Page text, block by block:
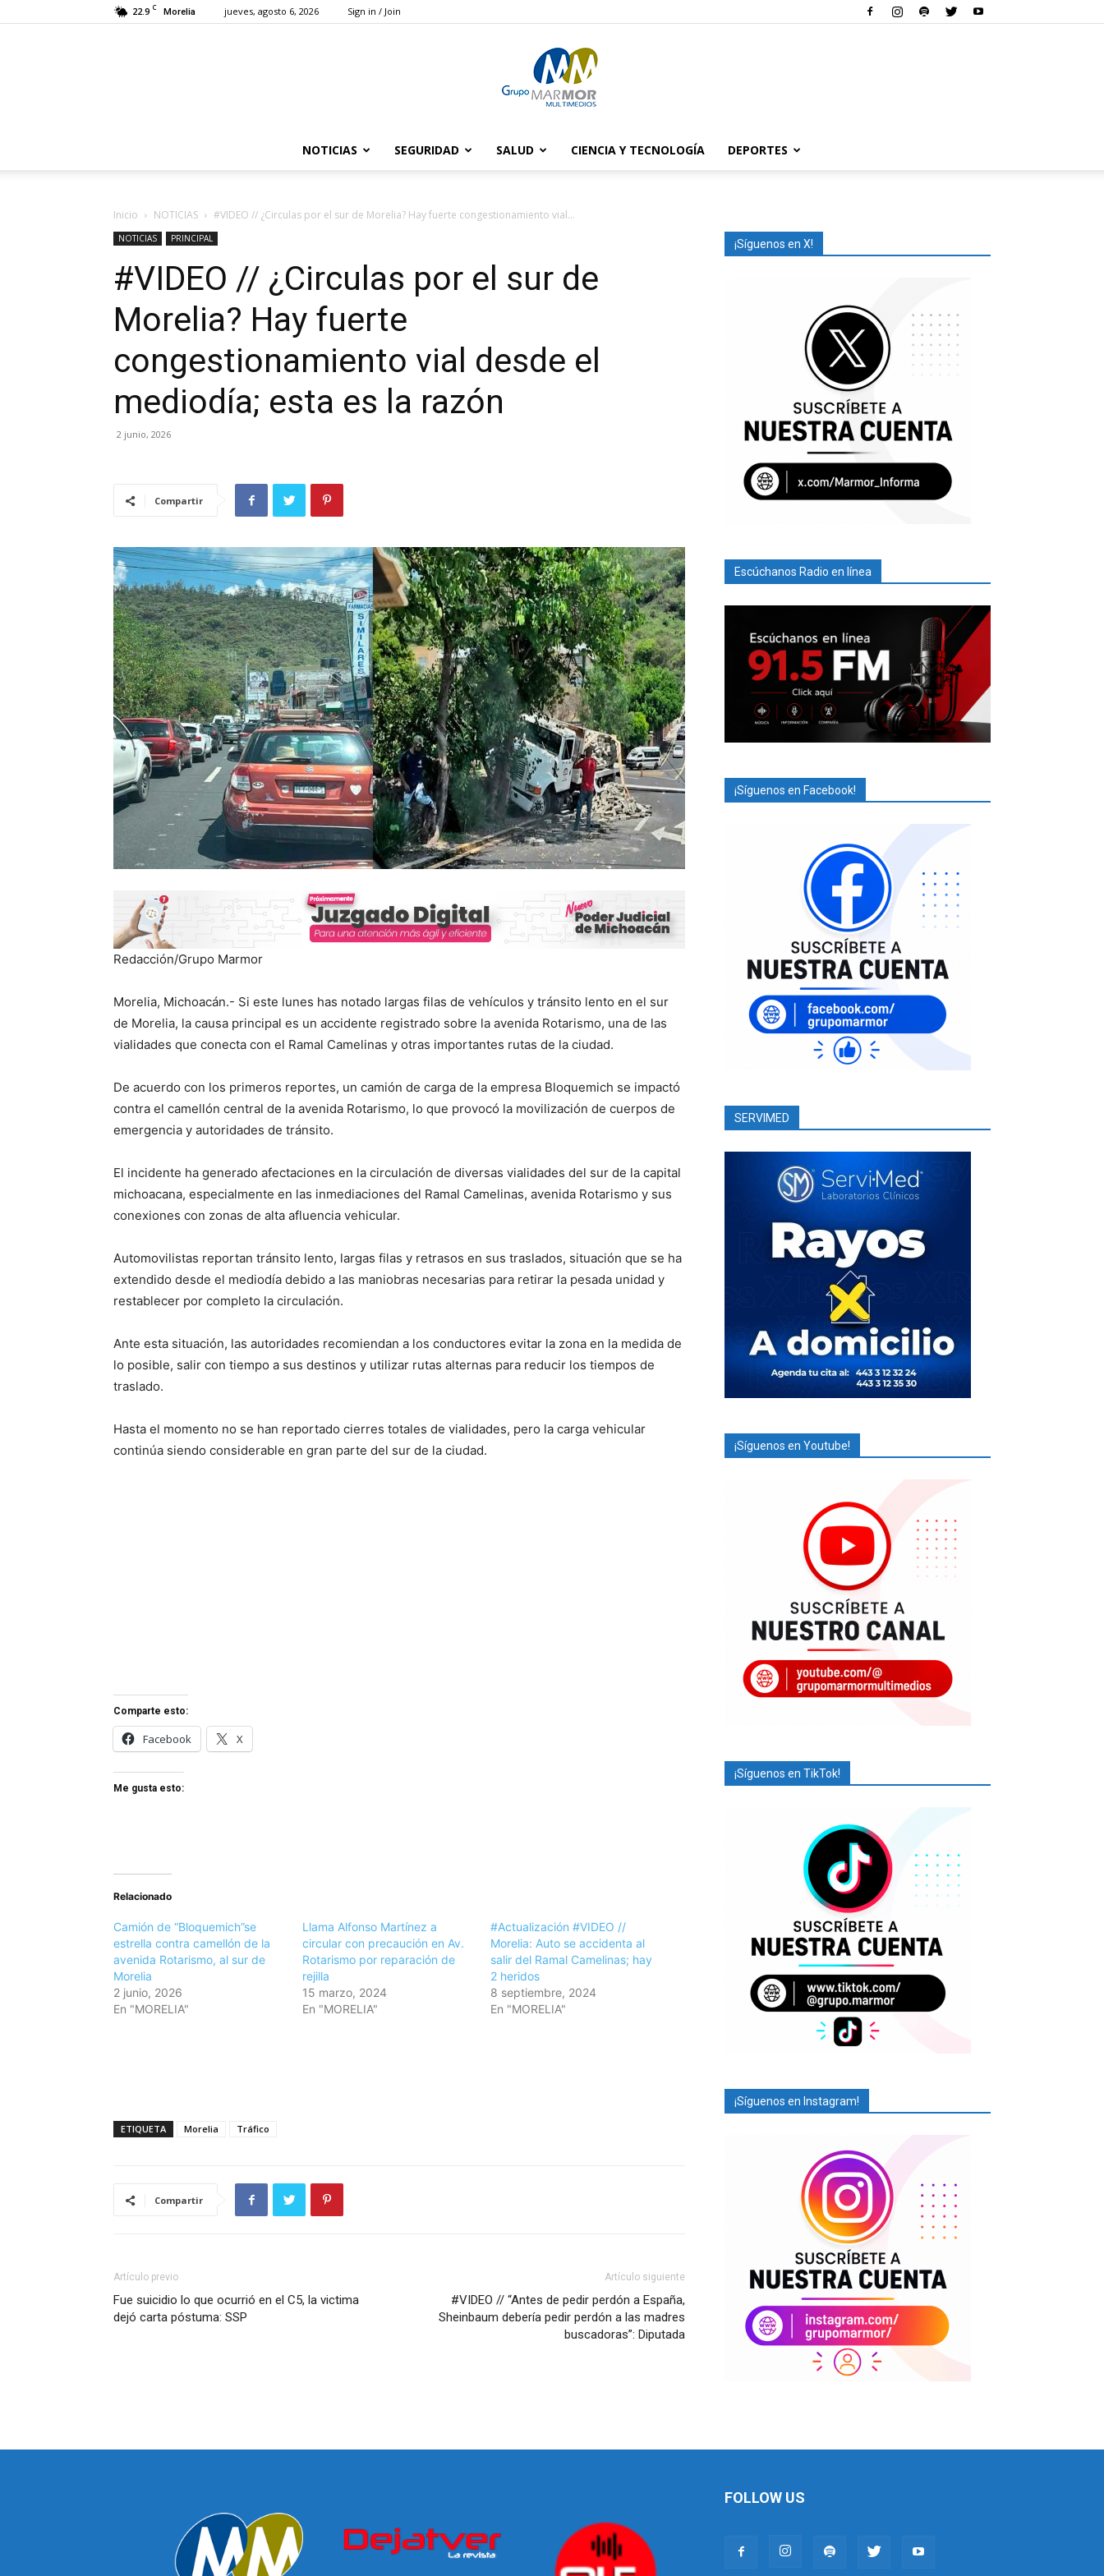
22.9 C Morelia jueves, agosto 6, 2026 Sign in / Join
Marmor
NOTICIAS SEGURIDAD SALUD CIENCIA Y TECNOLOGÍA DEPORTES
Inicio NOTICIAS #VIDEO // ¿Circulas por el sur de Morelia? Hay fuerte congestionamiento vial...
NOTICIAS PRINCIPAL
#VIDEO // ¿Circulas por el sur de
Morelia? Hay fuerte
congestionamiento vial desde el
mediodía; esta es la razón
2 junio, 2026
Compartir
Redacción/Grupo Marmor
Morelia, Michoacán.- Si este lunes has notado largas filas de vehículos y tránsito lento en el sur
de Morelia, la causa principal es un accidente registrado sobre la avenida Rotarismo, una de las
vialidades que conecta con el Ramal Camelinas y otras importantes rutas de la ciudad.
De acuerdo con los primeros reportes, un camión de carga de la empresa Bloquemich se impactó
contra el camellón central de la avenida Rotarismo, lo que provocó la movilización de cuerpos de
emergencia y autoridades de tránsito.
El incidente ha generado afectaciones en la circulación de diversas vialidades del sur de la capital
michoacana, especialmente en las inmediaciones del Ramal Camelinas, avenida Rotarismo y sus
conexiones con zonas de alta afluencia vehicular.
Automovilistas reportan tránsito lento, largas filas y retrasos en sus traslados, situación que se ha
extendido desde el mediodía debido a las maniobras necesarias para retirar la pesada unidad y
restablecer por completo la circulación.
Ante esta situación, las autoridades recomiendan a los conductores evitar la zona en la medida de
lo posible, salir con tiempo a sus destinos y utilizar rutas alternas para reducir los tiempos de
traslado.
Hasta el momento no se han reportado cierres totales de vialidades, pero la carga vehicular
continúa siendo considerable en gran parte del sur de la ciudad.
Comparte esto:
Facebook X
Me gusta esto:
Relacionado
Camión de “Bloquemich”se
estrella contra camellón de la
avenida Rotarismo, al sur de
Morelia
2 junio, 2026
En "MORELIA"
Llama Alfonso Martínez a
circular con precaución en Av.
Rotarismo por reparación de
rejilla
15 marzo, 2024
En "MORELIA"
#Actualización #VIDEO //
Morelia: Auto se accidenta al
salir del Ramal Camelinas; hay
2 heridos
8 septiembre, 2024
En "MORELIA"
ETIQUETA Morelia Tráfico
Compartir
Artículo previo
Fue suicidio lo que ocurrió en el C5, la victima
dejó carta póstuma: SSP
Artículo siguiente
#VIDEO // “Antes de pedir perdón a España,
Sheinbaum debería pedir perdón a las madres
buscadoras”: Diputada
¡Síguenos en X!
Escúchanos Radio en línea
¡Síguenos en Facebook!
SERVIMED
¡Síguenos en Youtube!
¡Síguenos en TikTok!
¡Síguenos en Instagram!
FOLLOW US